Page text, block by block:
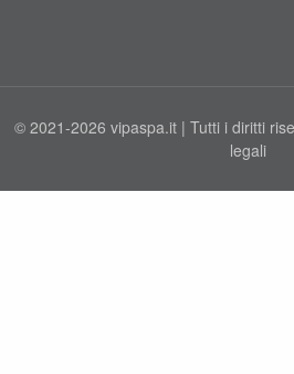
© 2021-2026 vipaspa.it | Tutti i diritti
legali